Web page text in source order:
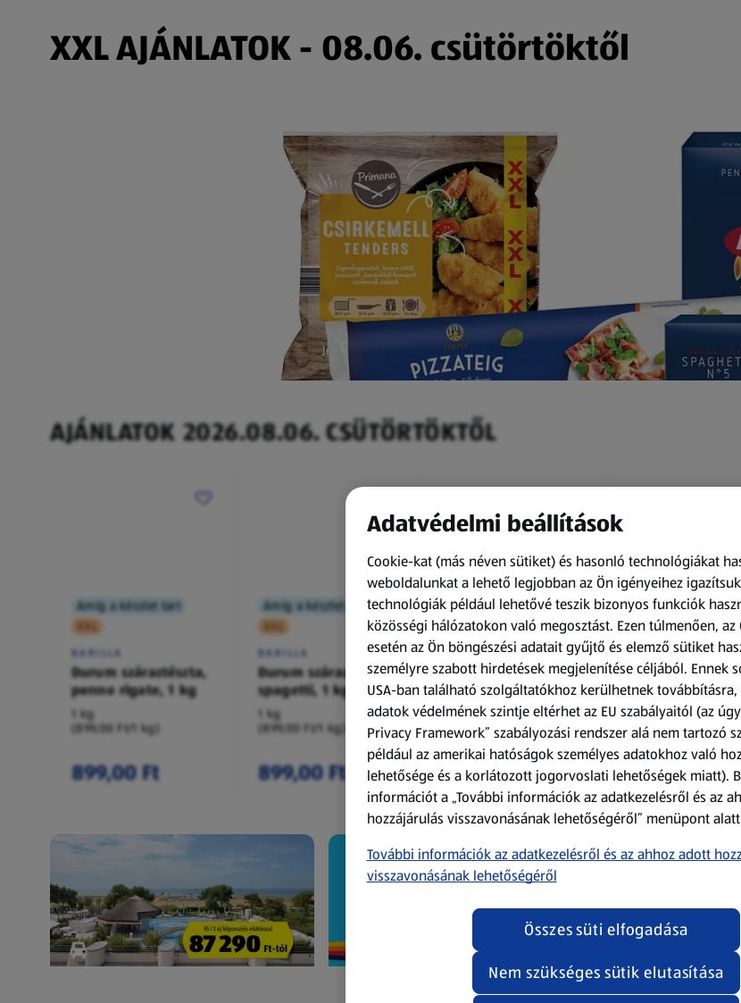
XXL AJÁNLATOK - 08.06. csütörtöktől
AJÁNLATOK 2026.08.06. CSÜTÖRTÖKTŐL
Amíg a készlet tart
XXL
BARILLA
Durum száraztészta,
penne rigate, 1 kg
1 kg
(899,00 Ft/1 kg)
899,00 Ft
Amíg a készlet tart
XXL
BARILLA
Durum száraztészta,
spagetti, 1 kg
1 kg
(899,00 Ft/1 kg)
899,00 Ft
Amíg a készlet tart
XXL
ACTIMEL
Actimel joghurtital, 8
palack
0,8 kg
(1 186,25 Ft/1 kg)
949,00 Ft
Amíg a készlet tart
XXL
O.B.
Procomfort
64 darab
64 darabonként
(59,36 Ft/1
3 799,00 Ft
Adatvédelmi beállítások
Cookie-kat (más néven sütiket) és hasonló technológiákat
weboldalunkat a lehető legjobban az Ön igényeihez
technológiák például lehetővé teszik bizonyos funkciók
közösségi hálózatokon való megosztást. Ezen túlmenően, az
esetén az Ön böngészési adatait gyűjtő és elemző sütiket
személyre szabott hirdetések megjelenítése céljából. Ennek
USA-ban található szolgáltatókhoz kerülhetnek továbbításra,
adatok védelmének szintje eltérhet az EU szabályaitól (az
Privacy Framework” szabályozási rendszer alá nem tartozó
például az amerikai hatóságok személyes adatokhoz való
lehetősége és a korlátozott jogorvoslati lehetőségek miatt).
információt a „További információk az adatkezelésről és az
hozzájárulás visszavonásának lehetőségéről” menüpont
További információk az adatkezelésről és az ahhoz adott
visszavonásának lehetőségéről
Nem szükséges sütik elutasítása
Összes süti elfogadása